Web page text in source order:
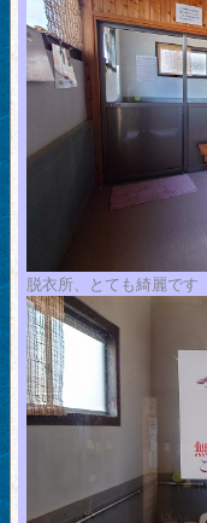
脱衣所、とても綺麗です